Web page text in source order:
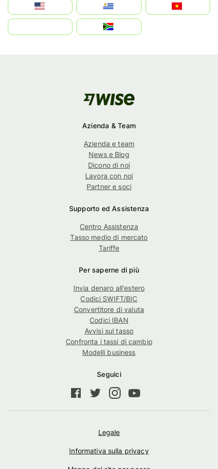
Estados Unidos
Uruguay
Việt Nam
بالعربية
South Africa
Azienda & Team
Azienda e team
News e Blog
Dicono di noi
Lavora con noi
Partner e soci
Supporto ed Assistenza
Centro Assistenza
Tasso medio di mercato
Tariffe
Per saperne di più
Invia denaro all'estero
Codici SWIFT/BIC
Convertitore di valuta
Codici IBAN
Avvisi sul tasso
Confronta i tassi di cambio
Modelli business
Seguici
Legale
Informativa sulla privacy